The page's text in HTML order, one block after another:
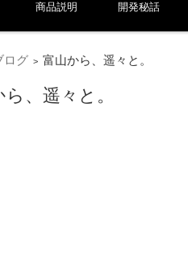
商品説明 開発秘話
ログ > 富山から、遥々と。
、遥々と。